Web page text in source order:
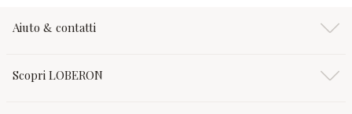
Aiuto & contatti
Scopri LOBERON